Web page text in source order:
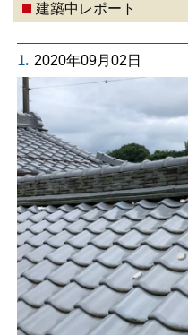
建築中レポート
1. 2020年09月02日